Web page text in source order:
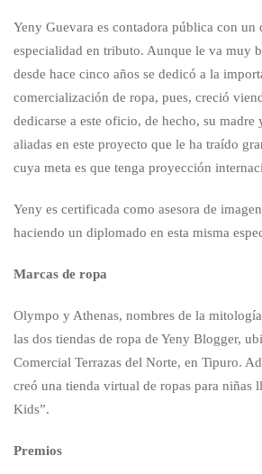
Yeny Guevara es contadora pública con un
especialidad en tributo. Aunque le va muy
desde hace cinco años se dedicó a la
comercialización de ropa, pues, creció
dedicarse a este oficio, de hecho, su madre
aliadas en este proyecto que le ha traído
cuya meta es que tenga proyección
Yeny es certificada como asesora de
haciendo un diplomado en esta misma
Marcas de ropa
Olympo y Athenas, nombres de la
las dos tiendas de ropa de Yeny Blogger,
Comercial Terrazas del Norte, en Tipuro.
creó una tienda virtual de ropas para niñas
Kids”.
Premios